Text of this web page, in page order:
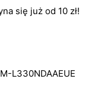
się już od 10 zł!
L330NDAAEUE